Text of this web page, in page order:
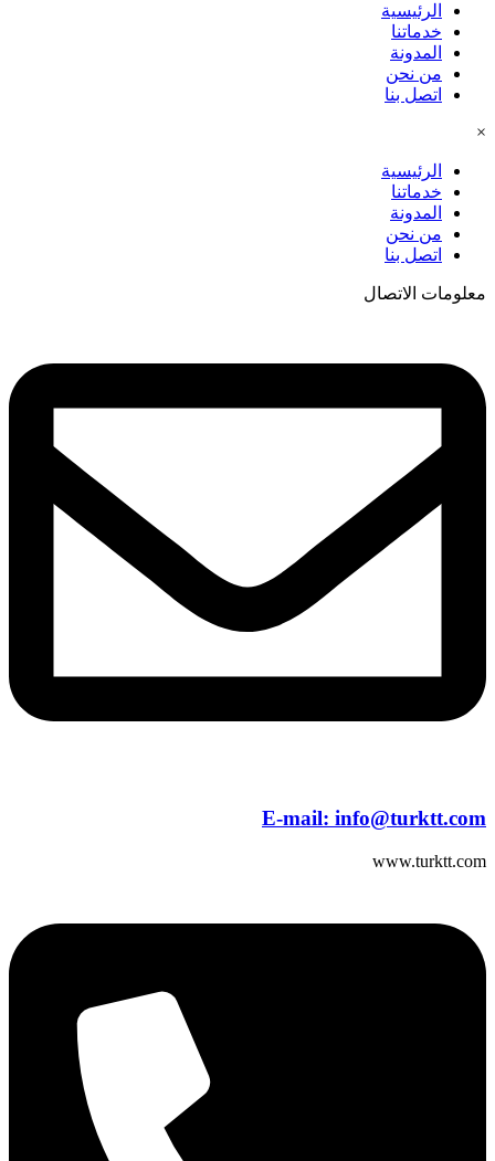
الرئيسية
خدماتنا
المدونة
من نحن
اتصل بنا
×
الرئيسية
خدماتنا
المدونة
من نحن
اتصل بنا
معلومات الاتصال
E-mail: info@turktt.com
www.turktt.com